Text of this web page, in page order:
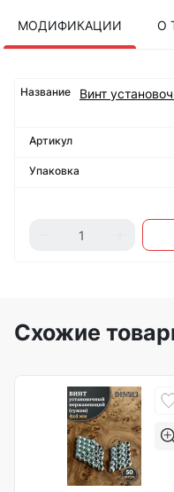
МОДИФИКАЦИИ О
Винт
Схожие